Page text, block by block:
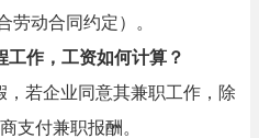
劳动合同约定）。
工作，工资如何计算？
若企业同意其兼职工作，除
支付兼职报酬。